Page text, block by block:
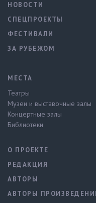
НОВОСТИ
СПЕЦПРОЕКТЫ
ФЕСТИВАЛИ
ЗА РУБЕЖОМ
МЕСТА
Театры
Музеи и выставочные залы
Концертные залы
Библиотеки
О ПРОЕКТЕ
РЕДАКЦИЯ
АВТОРЫ
АВТОРЫ